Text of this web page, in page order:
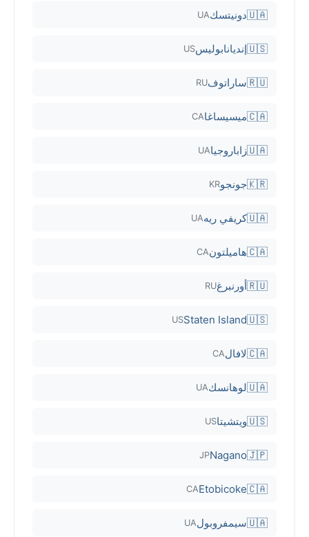
🇺🇦دونيتسكUA
🇺🇸إنديانابوليسUS
🇷🇺ساراتوفRU
🇨🇦ميسيساغاCA
🇺🇦زاباروجياUA
🇰🇷جونجوKR
🇺🇦كريفي ريهUA
🇨🇦هاميلتونCA
🇷🇺أورنبرغRU
🇺🇸
Staten Island
US
🇨🇦لافالCA
🇺🇦لوهانسكUA
🇺🇸ويتشيتاUS
🇯🇵
Nagano
JP
🇨🇦
Etobicoke
CA
🇺🇦سيمفروبولUA